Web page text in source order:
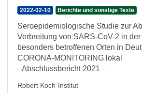
2022-02-10 Berichte und sonstige Texte
Seroepidemiologische Studie zur
Verbreitung von SARS-CoV-2 in
besonders betroffenen Orten in
CORONA-MONITORING lokal
–Abschlussbericht 2021 –
Robert Koch-Institut